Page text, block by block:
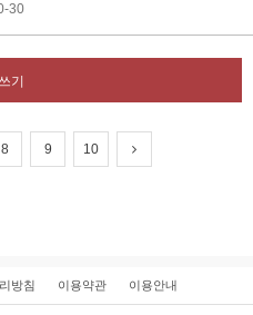
30
기
8 9 10
방침 이용약관 이용안내